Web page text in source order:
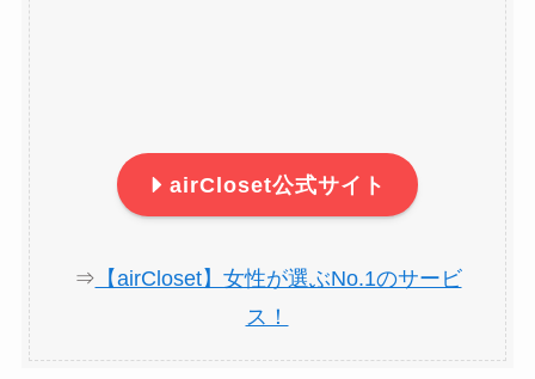
airCloset公式サイト
⇒ 【airCloset】女性が選ぶNo.1のサービ
ス！